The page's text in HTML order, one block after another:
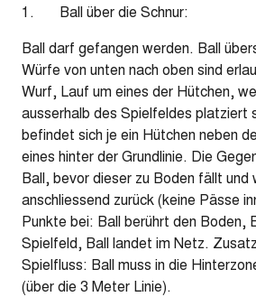
1. Ball über die Schnur:
Ball darf gefangen werden. Ball
Würfe von unten nach oben sind
Wurf, Lauf um eines der Hütchen,
ausserhalb des Spielfeldes platziert
befindet sich je ein Hütchen neben
eines hinter der Grundlinie. Die
Ball, bevor dieser zu Boden fällt und
anschliessend zurück (keine Pässe
Punkte bei: Ball berührt den Boden,
Spielfeld, Ball landet im Netz.
Spielfluss: Ball muss in die
(über die 3 Meter Linie).